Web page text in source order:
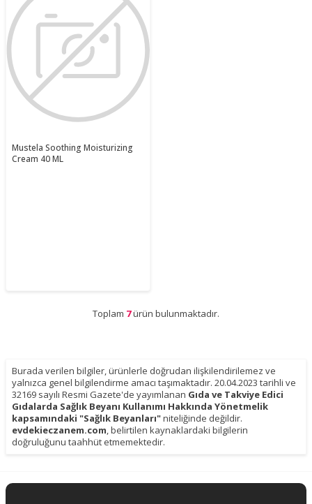
Mustela Soothing Moisturizing
Cream 40 ML
Toplam 7ürün bulunmaktadır.
Burada verilen bilgiler, ürünlerle doğrudan ilişkilendirilemez ve
yalnızca genel bilgilendirme amacı taşımaktadır. 20.04.2023 tarihli ve
32169 sayılı Resmi Gazete'de yayımlanan Gıda ve Takviye Edici
Gıdalarda Sağlık Beyanı Kullanımı Hakkında Yönetmelik
kapsamındaki "Sağlık Beyanları"niteliğinde değildir.
evdekieczanem.com, belirtilen kaynaklardaki bilgilerin
doğruluğunu taahhüt etmemektedir.